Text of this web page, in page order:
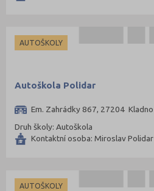
AUTOŠKOLY
Autoškola Polidar
Em. Zahrádky 867, 27204 Kladno
Druh školy: Autoškola
Kontaktní osoba: Miroslav Polidar
AUTOŠKOLY